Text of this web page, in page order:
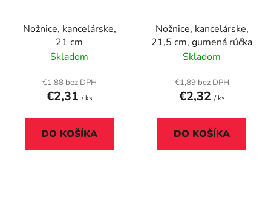
Nožnice, kancelárske,
21 cm
Skladom
€1,88 bez DPH
€2,31 / ks
DO KOŠÍKA
Nožnice, kancelárske,
21,5 cm, gumená rúčka
Skladom
€1,89 bez DPH
€2,32 / ks
DO KOŠÍKA